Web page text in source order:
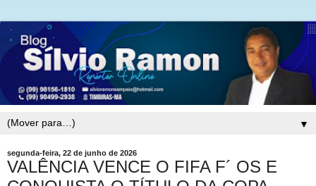
▼
segunda-feira, 22 de junho de 2026
VALÊNCIA VENCE O FIFA F´ OS E